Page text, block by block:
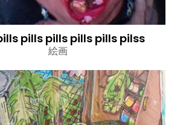
pills pills pills pills pilss
絵画